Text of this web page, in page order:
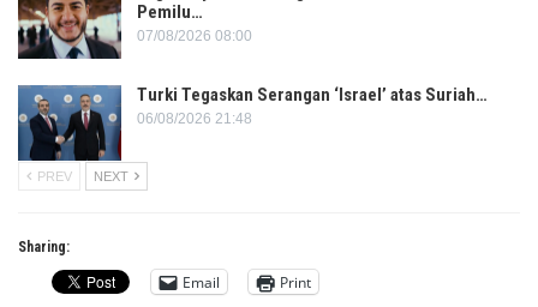
Pemilu…
07/08/2026 08:00
Turki Tegaskan Serangan ‘Israel’ atas Suriah…
06/08/2026 21:48
PREV NEXT
Sharing:
Email Print